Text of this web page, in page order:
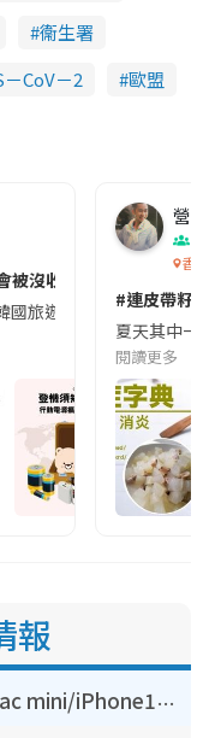
衞生署
－CoV－2 歐盟
被沒收😱出發前切記檢查
國旅遊的民眾，近期要
營養
香港
#連皮帶籽
夏天其中一
閱讀更多
報
豐澤優惠勁減低至44折！Mac mini/iPhone17Pro大減價！廚房家電$220起